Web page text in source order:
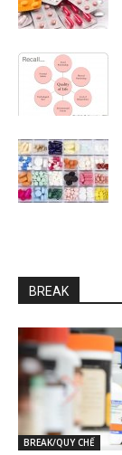
BREAK
BREAK/QUY CHẾ